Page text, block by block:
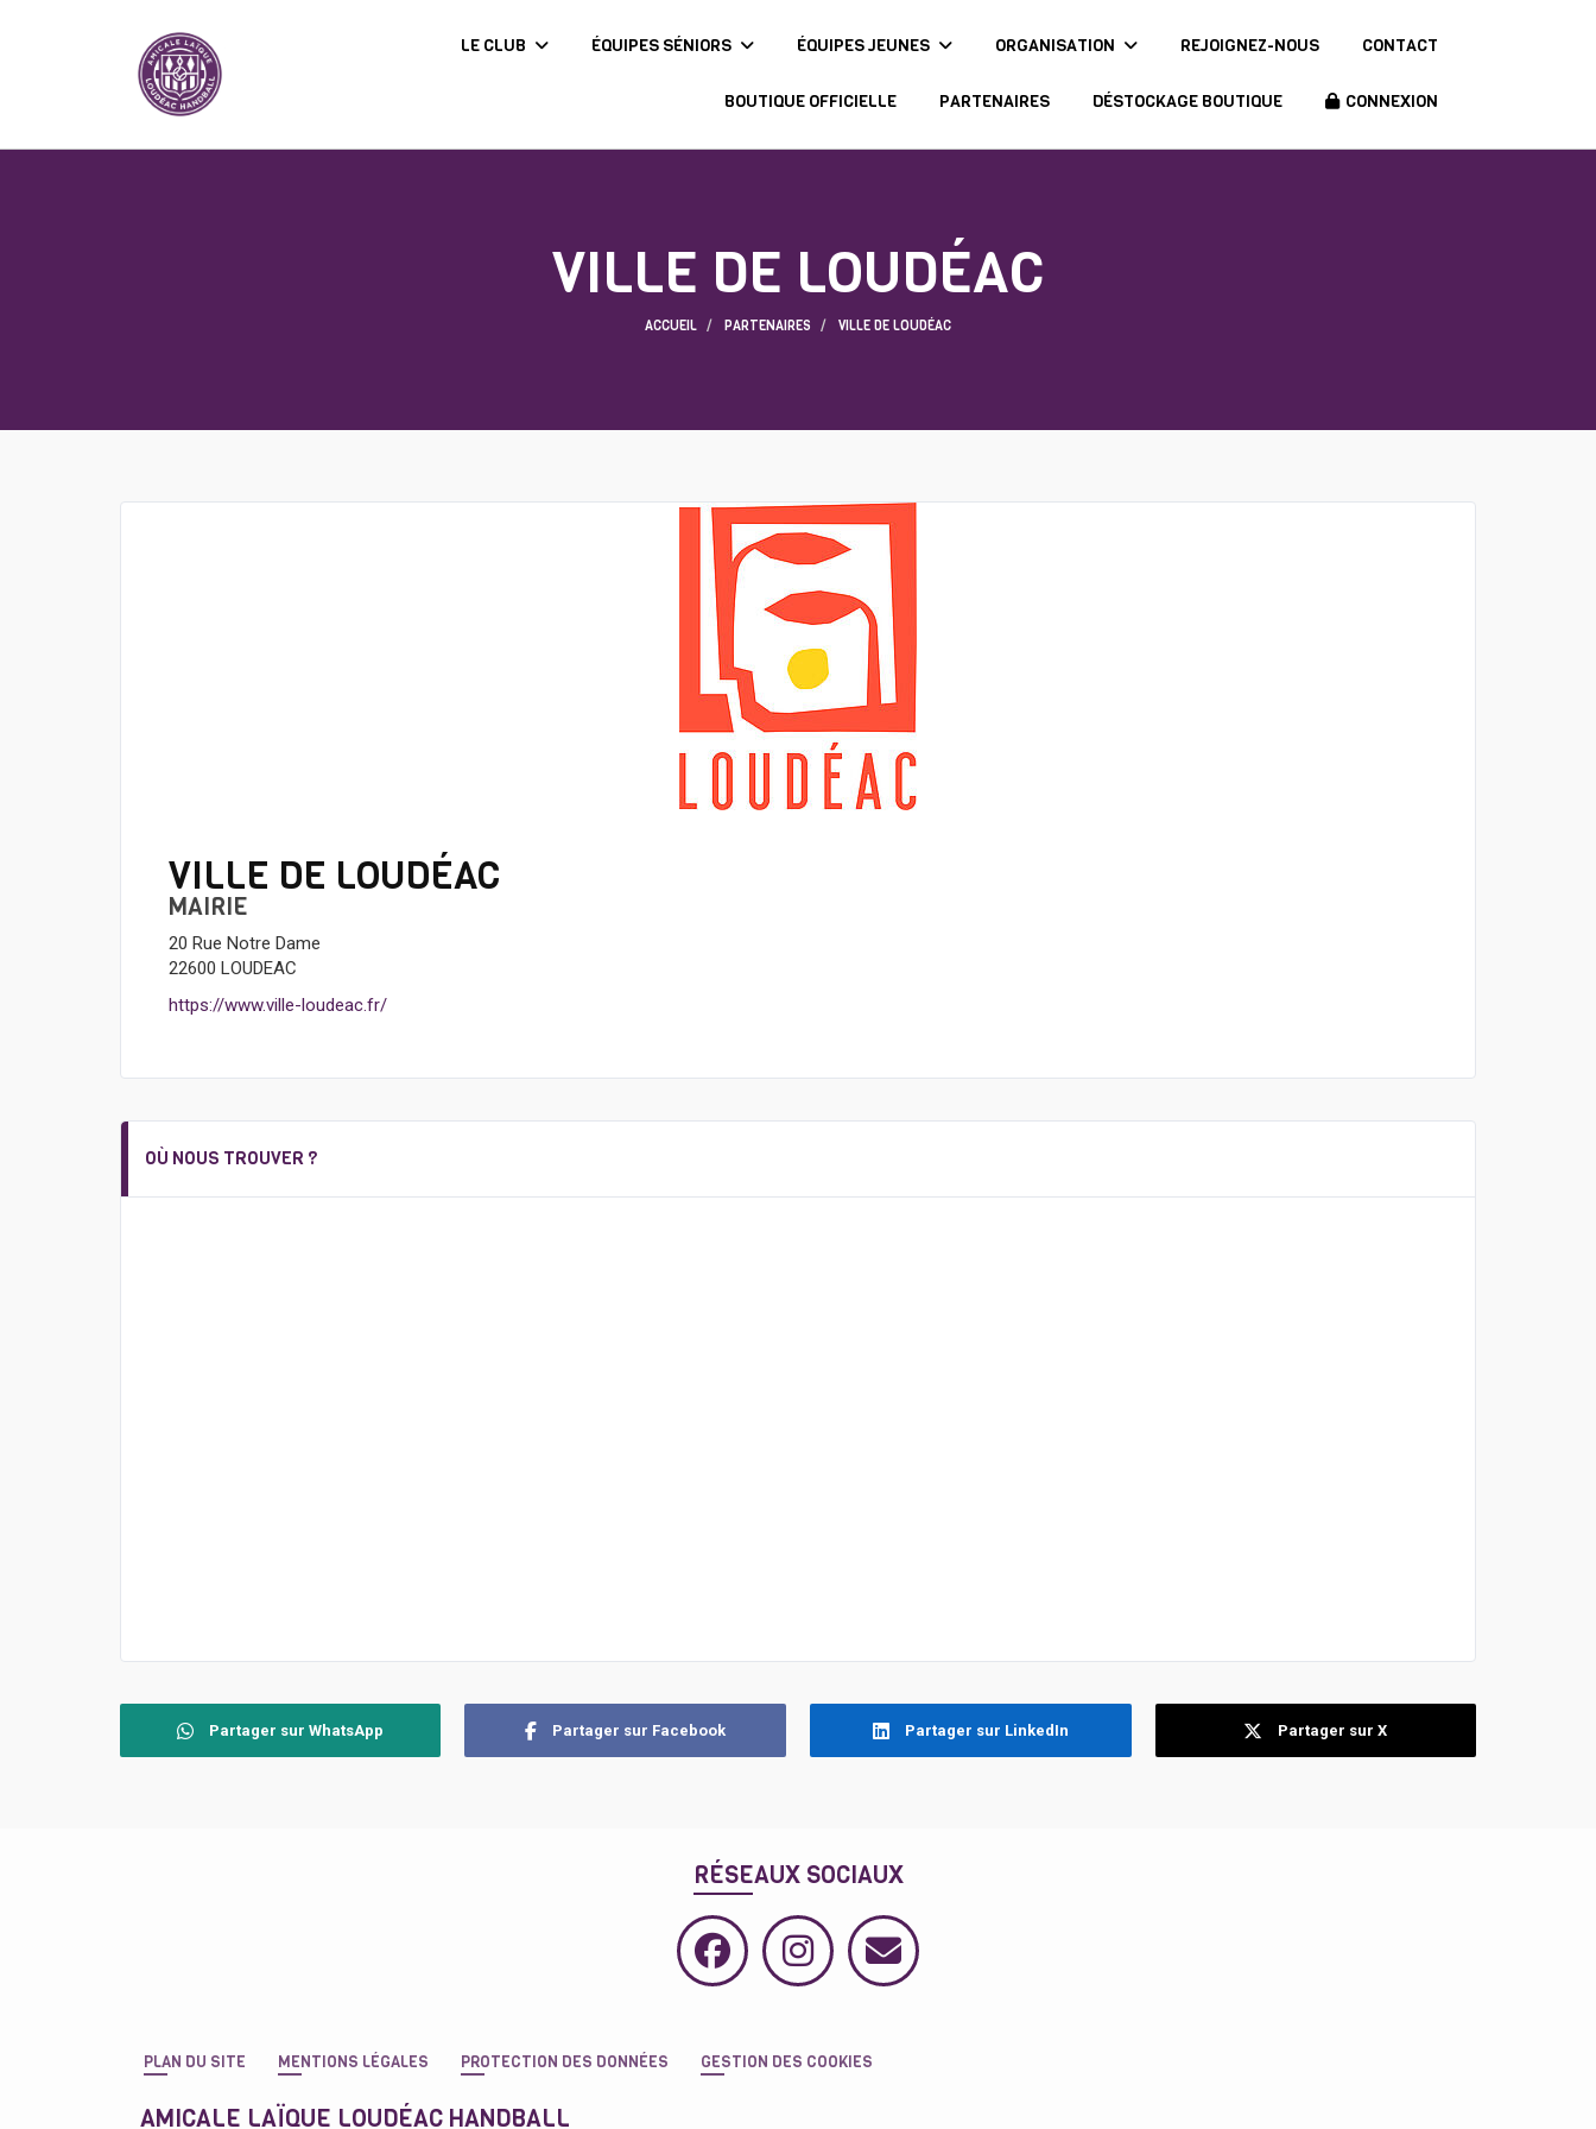
LE CLUB ÉQUIPES SÉNIORS ÉQUIPES JEUNES ORGANISATION REJOIGNEZ-NOUS CONTACT
BOUTIQUE OFFICIELLE PARTENAIRES DÉSTOCKAGE BOUTIQUE CONNEXION
VILLE DE LOUDÉAC
ACCUEIL PARTENAIRES VILLE DE LOUDÉAC
VILLE DE LOUDÉAC
MAIRIE
20 Rue Notre Dame
22600 LOUDEAC
https://www.ville-loudeac.fr/
OÙ NOUS TROUVER ?
Partager sur WhatsApp Partager sur Facebook Partager sur LinkedIn Partager sur X
RÉSEAUX SOCIAUX
PLAN DU SITE MENTIONS LÉGALES PROTECTION DES DONNÉES GESTION DES COOKIES
AMICALE LAÏQUE LOUDÉAC HANDBALL